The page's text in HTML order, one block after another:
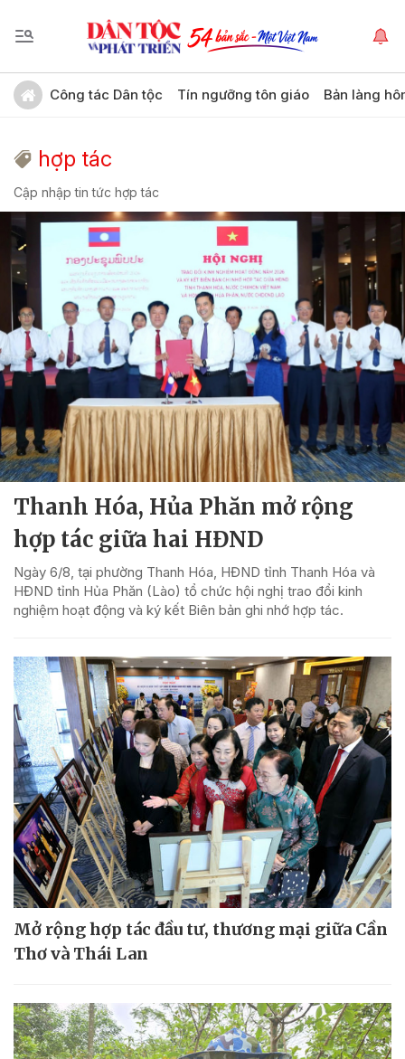
Công tác Dân tộc Tín ngưỡng tôn giáo Bản làng
hợp tác
Cập nhập tin tức hợp tác
Thanh Hóa, Hủa Phăn mở rộng
hợp tác giữa hai HĐND
Ngày 6/8, tại phường Thanh Hóa, HĐND tỉnh Thanh Hóa và
HĐND tỉnh Hủa Phăn (Lào) tổ chức hội nghị trao đổi kinh
nghiệm hoạt động và ký kết Biên bản ghi nhớ hợp tác.
Mở rộng hợp tác đầu tư, thương mại giữa Cần
Thơ và Thái Lan